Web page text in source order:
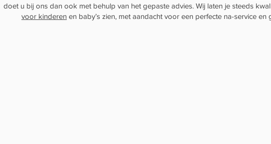
doet u bij ons dan ook met behulp van het gepaste advies. Wij laten je steeds
voor kinderen en baby’s zien, met aandacht voor een perfecte na-service en